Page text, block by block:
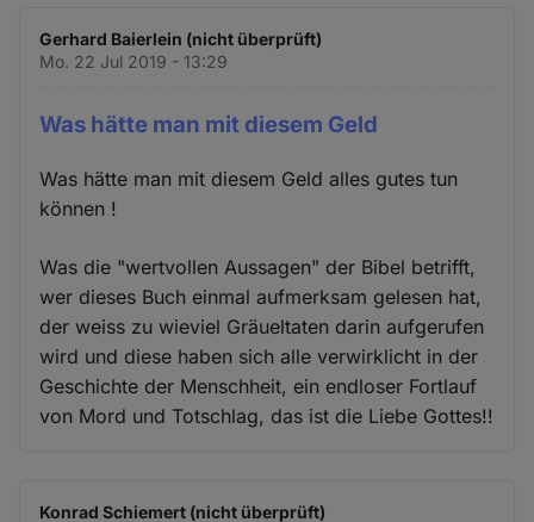
Gerhard Baierlein (nicht überprüft)
Mo. 22 Jul 2019 - 13:29
Was hätte man mit diesem Geld
Was hätte man mit diesem Geld alles gutes tun
können !
Was die "wertvollen Aussagen" der Bibel betrifft,
wer dieses Buch einmal aufmerksam gelesen hat,
der weiss zu wieviel Gräueltaten darin aufgerufen
wird und diese haben sich alle verwirklicht in der
Geschichte der Menschheit, ein endloser Fortlauf
von Mord und Totschlag, das ist die Liebe Gottes!!
Konrad Schiemert (nicht überprüft)